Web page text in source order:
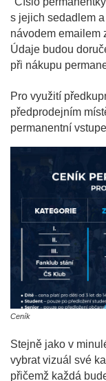
s jejich sedadlem
návodem emailem
Údaje budou
při nákupu
Pro využití
předprodejním
permanentní
Ceník
Stejně jako v
vybrat vizuál své
přičemž každá